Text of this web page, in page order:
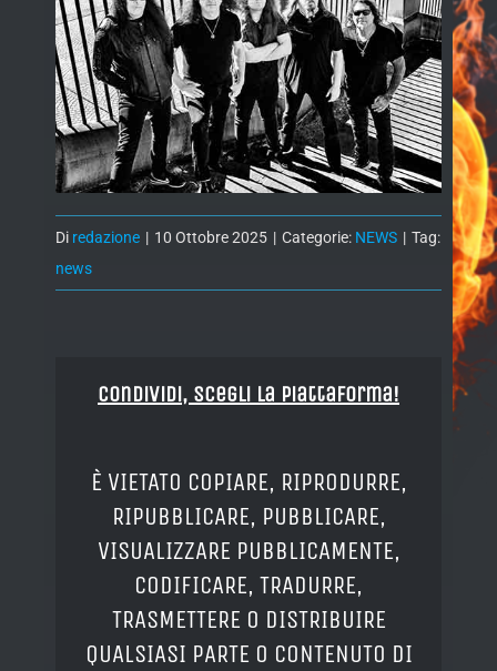
Di redazione | 10 Ottobre 2025 | Categorie: NEWS | Tag:
news
Condividi, Scegli la piattaforma!
È VIETATO COPIARE, RIPRODURRE,
RIPUBBLICARE, PUBBLICARE,
VISUALIZZARE PUBBLICAMENTE,
CODIFICARE, TRADURRE,
TRASMETTERE O DISTRIBUIRE
QUALSIASI PARTE O CONTENUTO DI